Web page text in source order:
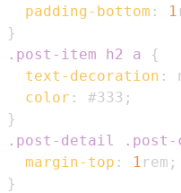
padding-bottom : 1
}
.post-item h2 a
{
text-decoration :
color : #333 ;
}
.post-detail
.post-
margin-top : 1 rem ;
}